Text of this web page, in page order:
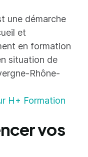
une démarche
et
en formation
situation de
Rhône-
H+ Formation
vos